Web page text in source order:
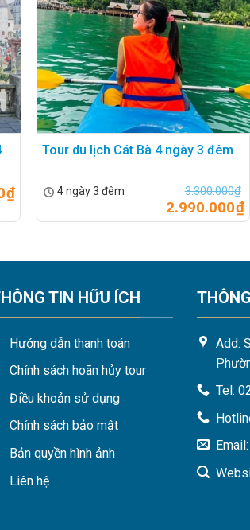
số các điểm du lịch nổi tiếng trải dài từ
sẽ di chuyển bằng xe ô tô hoặc
vì đi theo tour bởi vì có thể giao tiếp trực
ngoài.
₫
Tour du lịch Cát Bà 4 ngày 3 đêm
3.300.000₫
2.990.000₫
4 ngày 3 đêm
TIN HỮU ÍCH
Hướng dẫn thanh toán
Chính sách hoãn hủy tour
Điều khoản sử dụng
Chính sách bảo mật
Bản quyền hình ảnh
Liên hệ
Add:
Tel: